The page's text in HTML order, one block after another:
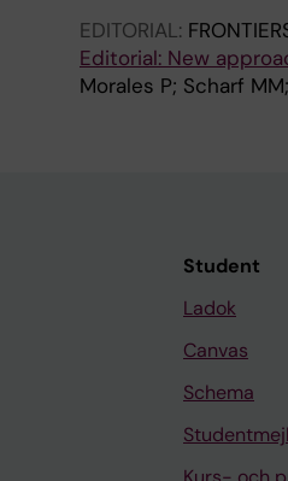
EDITORIAL:
Editorial: New
Morales P; Scharf
Student
Ladok
Canvas
Schema